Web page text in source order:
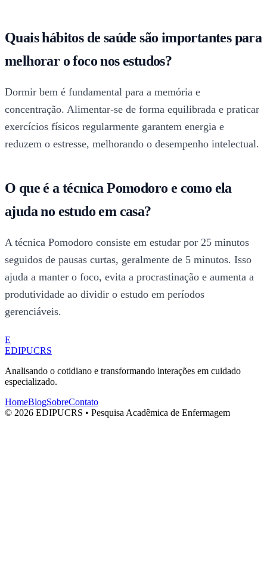
Quais hábitos de saúde são importantes para
melhorar o foco nos estudos?
Dormir bem é fundamental para a memória e
concentração. Alimentar-se de forma equilibrada e praticar
exercícios físicos regularmente garantem energia e
reduzem o estresse, melhorando o desempenho intelectual.
O que é a técnica Pomodoro e como ela
ajuda no estudo em casa?
A técnica Pomodoro consiste em estudar por 25 minutos
seguidos de pausas curtas, geralmente de 5 minutos. Isso
ajuda a manter o foco, evita a procrastinação e aumenta a
produtividade ao dividir o estudo em períodos
gerenciáveis.
E
EDIPUCRS
Analisando o cotidiano e transformando interações em cuidado
especializado.
HomeBlogSobreContato
© 2026 EDIPUCRS • Pesquisa Acadêmica de Enfermagem